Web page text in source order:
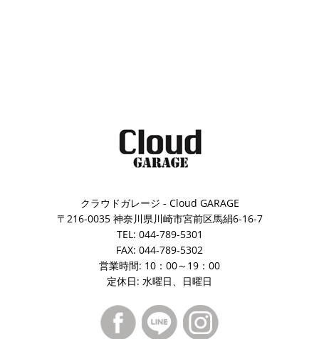
クラウドガレージ - Cloud GARAGE
〒216-0035 神奈川県川崎市宮前区馬絹6-16-7
TEL: 044-789-5301
FAX: 044-789-5302
営業時間: 10：00～19：00
定休日: 水曜日、日曜日